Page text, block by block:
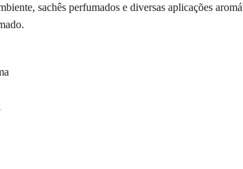
sachês perfumados e diversas aplicações